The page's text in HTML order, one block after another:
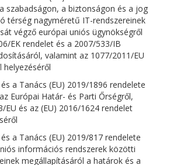
szabadságon, a biztonságon és a jog
térség nagyméretű IT-rendszereinek
végző európai uniós ügynökségről
EK rendelet és a 2007/533/IB
valamint az 1077/2011/EU
helyezéséről
a Tanács (EU) 2019/1896 rendelete
Európai Határ- és Parti Őrségről,
EU és az (EU) 2016/1624 rendelet
a Tanács (EU) 2019/817 rendelete
információs rendszerek közötti
megállapításáról a határok és a